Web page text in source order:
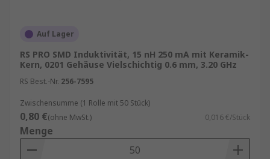
Auf Lager
RS PRO SMD Induktivität, 15 nH 250 mA mit Keramik-
Kern, 0201 Gehäuse Vielschichtig 0.6 mm, 3.20 GHz
RS Best.-Nr. 256-7595
Zwischensumme (1 Rolle mit 50 Stück)
0,80 €(ohne MwSt.) 0,016 €/Stück
Menge